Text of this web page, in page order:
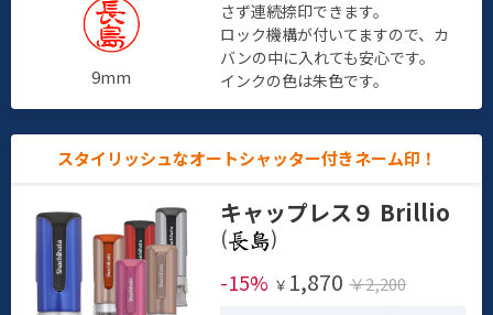
9mm
さず連続捺印できます。
ロック機構が付いてますので、カ
バンの中に入れても安心です。
インクの色は朱色です。
スタイリッシュなオートシャッター付きネーム印！
キャップレス９ Brillio
(
)
-15% ￥ 1,870 ￥2,200